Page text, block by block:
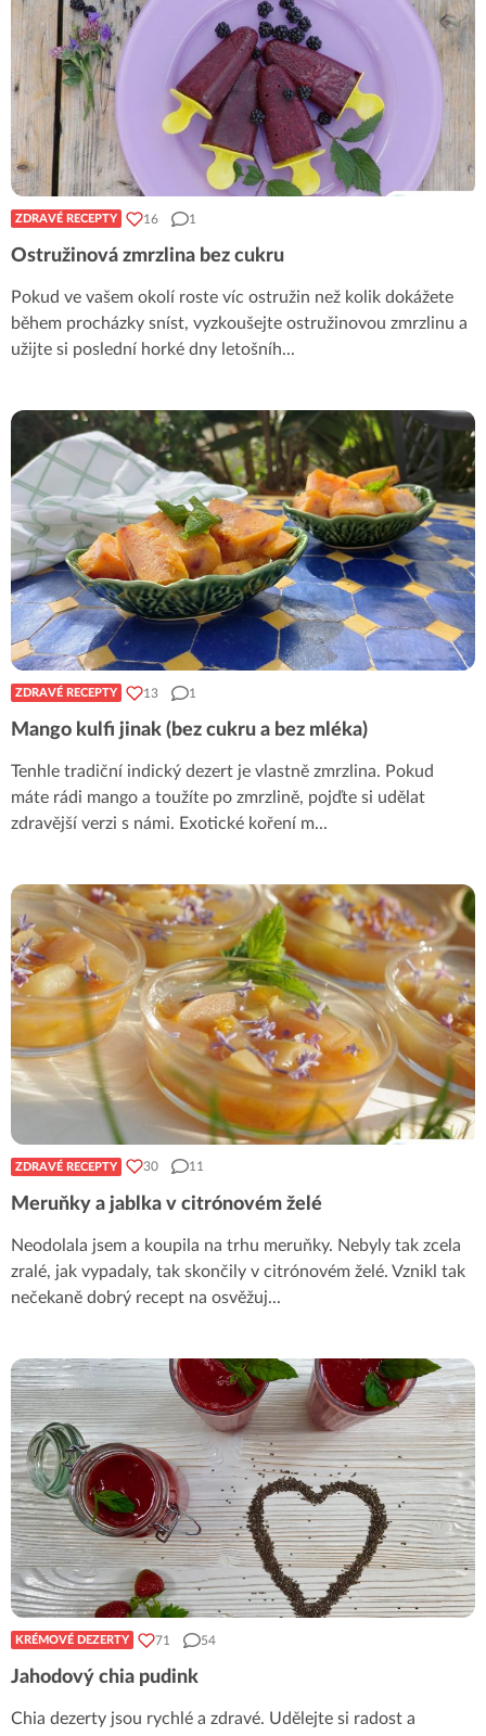
ZDRAVÉ RECEPTY 16 1
Ostružinová zmrzlina bez cukru
Pokud ve vašem okolí roste víc ostružin než kolik dokážete
během procházky sníst, vyzkoušejte ostružinovou zmrzlinu a
užijte si poslední horké dny letošníh...
ZDRAVÉ RECEPTY 13 1
Mango kulfi jinak (bez cukru a bez mléka)
Tenhle tradiční indický dezert je vlastně zmrzlina. Pokud
máte rádi mango a toužíte po zmrzlině, pojďte si udělat
zdravější verzi s námi. Exotické koření m...
ZDRAVÉ RECEPTY 30 11
Meruňky a jablka v citrónovém želé
Neodolala jsem a koupila na trhu meruňky. Nebyly tak zcela
zralé, jak vypadaly, tak skončily v citrónovém želé. Vznikl tak
nečekaně dobrý recept na osvěžuj...
KRÉMOVÉ DEZERTY 71 54
Jahodový chia pudink
Chia dezerty jsou rychlé a zdravé. Udělejte si radost a